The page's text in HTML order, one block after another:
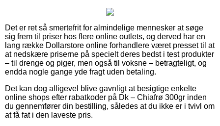
Det er ret så smertefrit for almindelige mennesker at søge
sig frem til priser hos flere online outlets, og derved har en
lang række Dollarstore online forhandlere været presset til at
at nedskære priserne på specielt deres bedst i test produkter
– til drenge og piger, men også til voksne – betragteligt, og
endda nogle gange yde fragt uden betaling.
Det kan dog alligevel blive gavnligt at besigtige enkelte
online shops efter rabatkoder på Dk – Chiafrø 300gr inden
du gennemfører din bestilling, således at du ikke er i tvivl om
at få fat i den laveste pris.